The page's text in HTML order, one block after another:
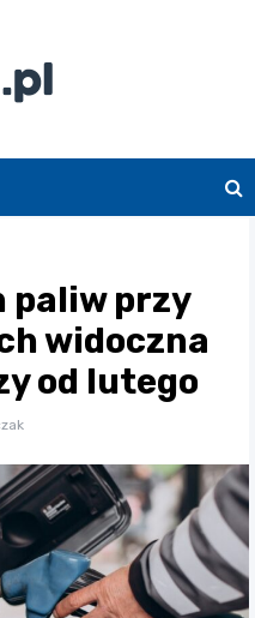
paliw przy
widoczna
od lutego